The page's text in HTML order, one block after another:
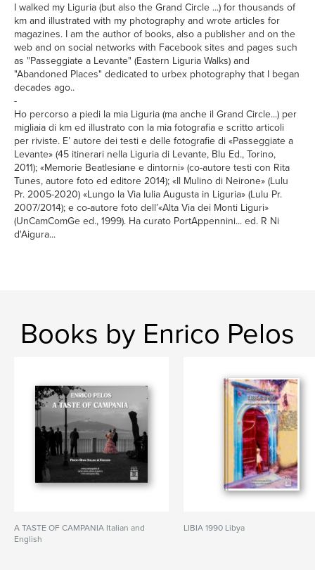
I walked my Liguria (but also the Grand Circle ...) for thousands of
km and illustrated with my photography and wrote articles for
magazines. I am the author of books, also a publisher and on the
web and on social networks with Facebook sites and pages such
as "Passeggiate a Levante" (Eastern Liguria Walks) and
"Abandoned Places" dedicated to urbex photography that I began
decades ago..
-
Ho percorso a piedi la mia Liguria (ma anche il Grand Circle...) per
migliaia di km ed illustrato con la mia fotografia e scritto articoli
per riviste. E’ autore dei testi e delle fotografie di «Passeggiate a
Levante» (45 itinerari nella Liguria di Levante, Blu Ed., Torino,
2011); «Memorie Beatlesiane e dintorni» (co-autore testi con Rita
Tunes, autore foto ed editore 2014); «Il Mulino di Neirone» (Lulu
Pr. 2005-2020) «Lungo la Via Iulia Augusta in Liguria» (Lulu Pr.
2007/2014); e co-autore foto dell’«Alta Via dei Monti Liguri»
(UnCamComGe ed., 1999). Ha curato PortAppennini... ed. R Ni
d'Aigura...
Books by Enrico Pelos
A TASTE OF CAMPANIA Italian and
English
LIBIA 1990 Libya